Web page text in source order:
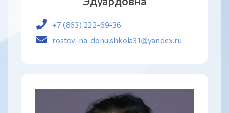
+7 (863) 222-69-36
rostov-na-donu.shkola31@yandex.ru